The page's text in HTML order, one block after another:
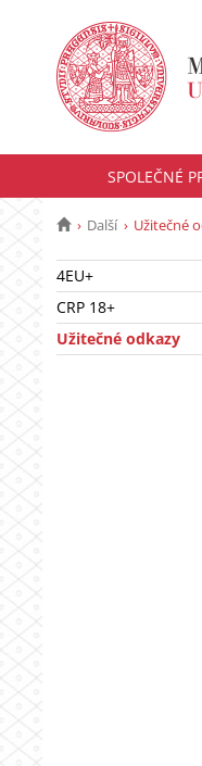
SPOLEČNÉ
Další Užitečné
4EU+
CRP 18+
Užitečné odkazy